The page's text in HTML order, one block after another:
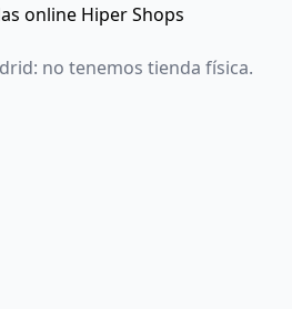
online Hiper Shops
no tenemos tienda física.